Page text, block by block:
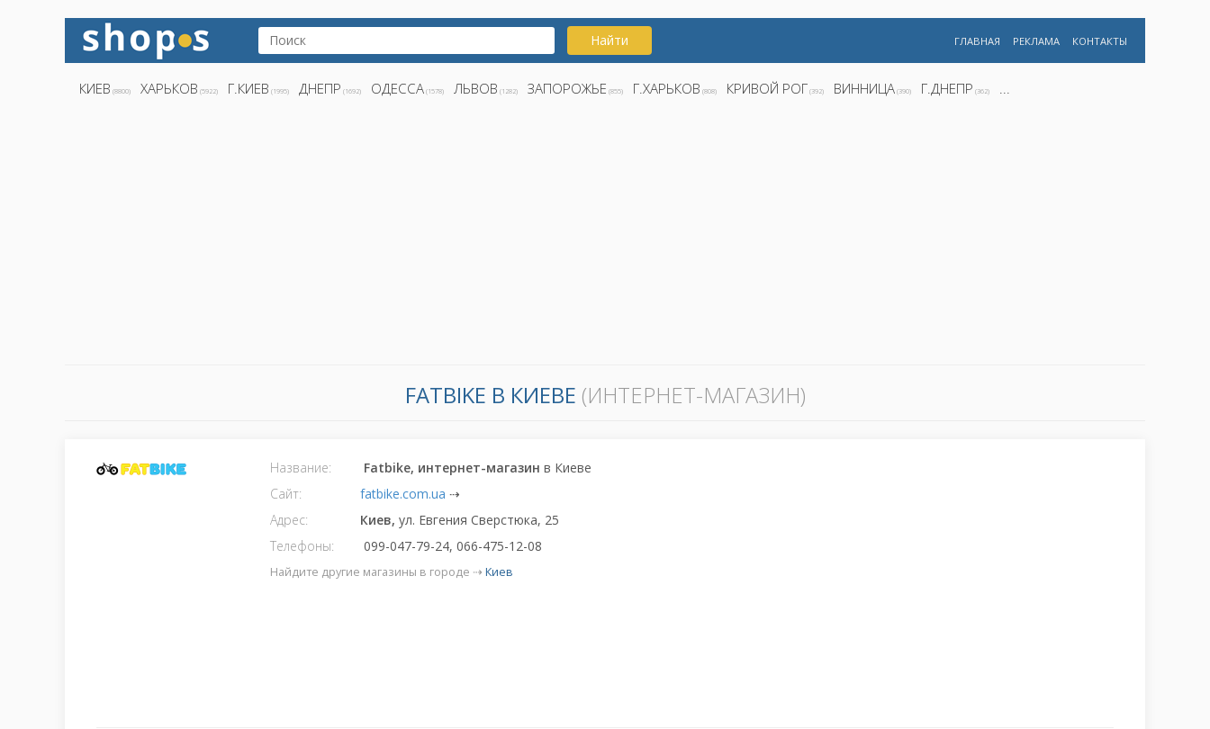
Найти ГЛАВНАЯ РЕКЛАМА КОНТАКТЫ
КИЕВ (8800) ХАРЬКОВ (5922) Г.КИЕВ (1995) ДНЕПР (1692) ОДЕССА (1578) ЛЬВОВ (1282) ЗАПОРОЖЬЕ (855) Г.ХАРЬКОВ (808) КРИВОЙ РОГ (392) ВИННИЦА (390) Г.ДНЕПР (362) ...
FATBIKE В КИЕВЕ (ИНТЕРНЕТ-МАГАЗИН)
Название: Fatbike, интернет-магазин в Киеве
Сайт:
fatbike.com.ua ⇢
Адрес:
Киев,ул. Евгения Сверстюка, 25
Телефоны:
099-047-79-24, 066-475-12-08
Найдите другие магазины в городе ⇢Киев